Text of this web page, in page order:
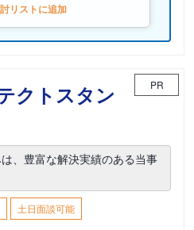
リストに追加
クトスタン
PR
、豊富な解決実績のある当事
土日面談可能